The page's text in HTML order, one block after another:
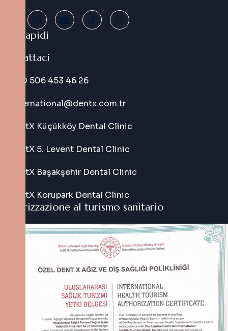
Link rapidi
Contattaci
+90 506 453 46 26
international@dentx.com.tr
DentX Küçükköy Dental Clinic
DentX 5. Levent Dental Clinic
DentX Başakşehir Dental Clinic
DentX Korupark Dental Clinic
Autorizzazione al turismo sanitario